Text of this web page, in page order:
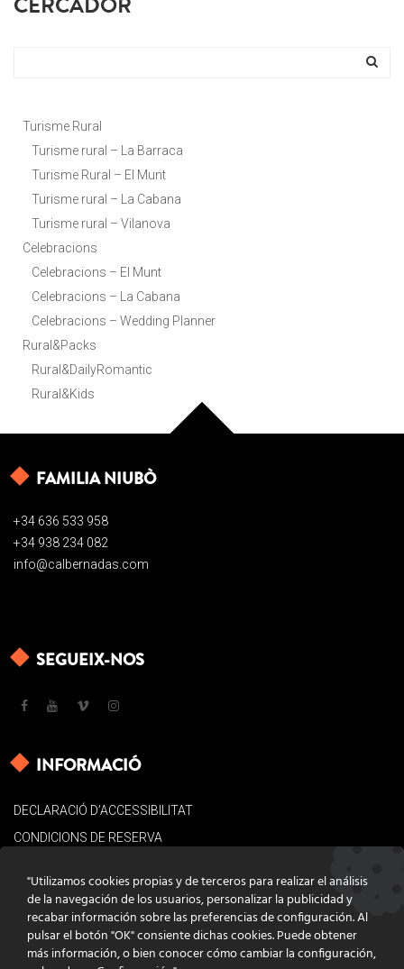
Turisme Rural
Turisme rural – La Barraca
Turisme Rural – El Munt
Turisme rural – La Cabana
Turisme rural – Vilanova
Celebracions
Celebracions – El Munt
Celebracions – La Cabana
Celebracions – Wedding Planner
Rural&Packs
Rural&DailyRomantic
Rural&Kids
FAMILIA NIUBÒ
+34 636 533 958
+34 938 234 082
info@calbernadas.com
SEGUEIX-NOS
INFORMACIÓ
DECLARACIÓ D’ACCESSIBILITAT
CONDICIONS DE RESERVA
POLÍTICA DE COOKIES
CONTACTE
"Utilizamos cookies propias y de terceros para realizar el análisis
de la navegación de los usuarios, personalizar la publicidad y
recabar información sobre las preferencias de configuración. Al
pulsar el botón "OK" consiente dichas cookies. Puede obtener
más información, o bien conocer cómo cambiar la configuración,